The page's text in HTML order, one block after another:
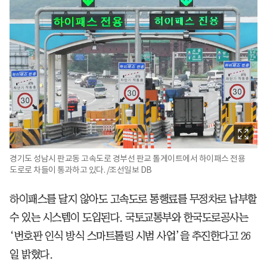
경기도 성남시 판교동 고속도로 경부선 판교 톨게이트에서 하이패스 전용
도로로 차들이 통과하고 있다. /조선일보 DB
하이패스를 달지 않아도 고속도로 통행료를 무정차로 납부할
수 있는 시스템이 도입된다. 국토교통부와 한국도로공사는
‘번호판 인식 방식 스마트톨링 시범 사업’을 추진한다고 26
일 밝혔다.